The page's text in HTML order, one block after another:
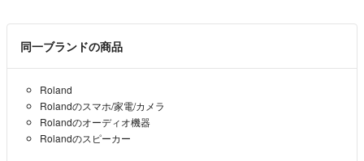
同一ブランドの商品
Roland
Rolandのスマホ/家電/カメラ
Rolandのオーディオ機器
Rolandのスピーカー